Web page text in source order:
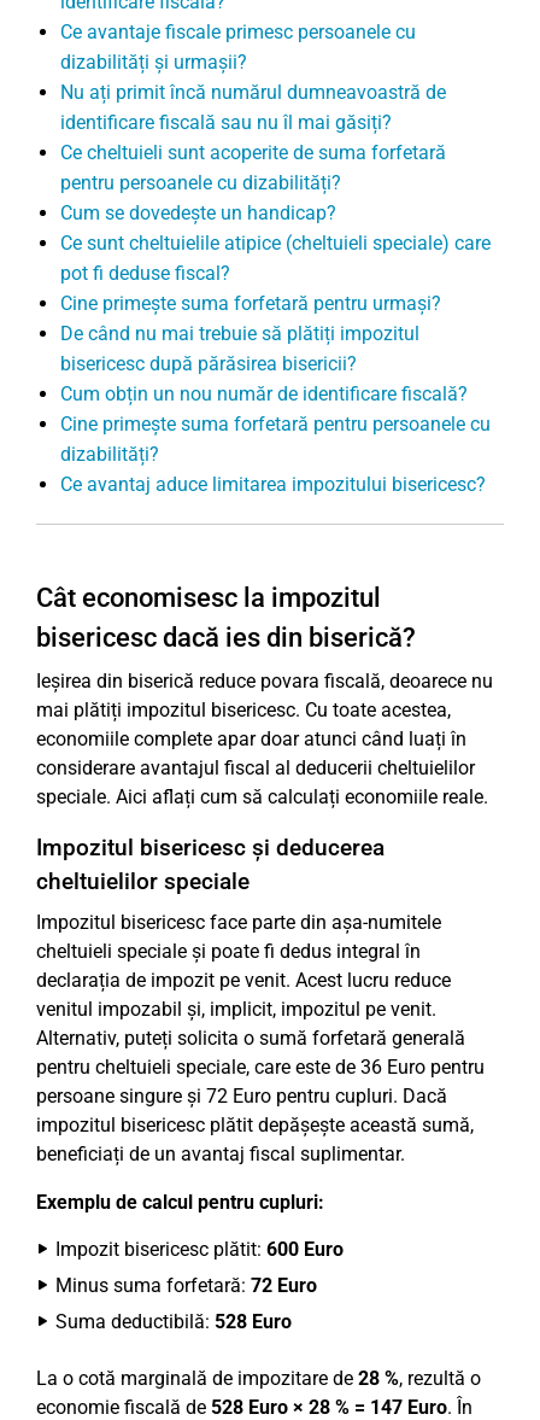
Ce avantaje fiscale primesc persoanele cu
dizabilități și urmașii?
Nu ați primit încă numărul dumneavoastră de
identificare fiscală sau nu îl mai găsiți?
Ce cheltuieli sunt acoperite de suma forfetară
pentru persoanele cu dizabilități?
Cum se dovedește un handicap?
Ce sunt cheltuielile atipice (cheltuieli speciale) care
pot fi deduse fiscal?
Cine primește suma forfetară pentru urmași?
De când nu mai trebuie să plătiți impozitul
bisericesc după părăsirea bisericii?
Cum obțin un nou număr de identificare fiscală?
Cine primește suma forfetară pentru persoanele cu
dizabilități?
Ce avantaj aduce limitarea impozitului bisericesc?
Cât economisesc la impozitul
bisericesc dacă ies din biserică?
Ieșirea din biserică reduce povara fiscală, deoarece nu
mai plătiți impozitul bisericesc. Cu toate acestea,
economiile complete apar doar atunci când luați în
considerare avantajul fiscal al deducerii cheltuielilor
speciale. Aici aflați cum să calculați economiile reale.
Impozitul bisericesc și deducerea
cheltuielilor speciale
Impozitul bisericesc face parte din așa-numitele
cheltuieli speciale și poate fi dedus integral în
declarația de impozit pe venit. Acest lucru reduce
venitul impozabil și, implicit, impozitul pe venit.
Alternativ, puteți solicita o sumă forfetară generală
pentru cheltuieli speciale, care este de 36 Euro pentru
persoane singure și 72 Euro pentru cupluri. Dacă
impozitul bisericesc plătit depășește această sumă,
beneficiați de un avantaj fiscal suplimentar.
Exemplu de calcul pentru cupluri:
Impozit bisericesc plătit: 600 Euro
Minus suma forfetară: 72 Euro
Suma deductibilă: 528 Euro
La o cotă marginală de impozitare de 28 %, rezultă o
economie fiscală de 528 Euro × 28 % = 147 Euro. În